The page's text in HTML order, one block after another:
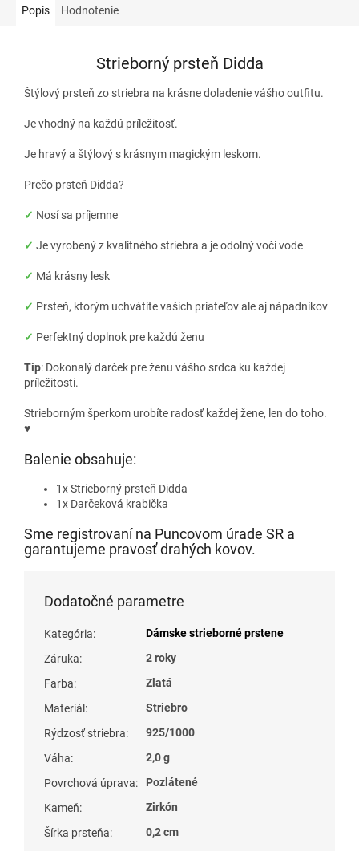
Popis Hodnotenie
Strieborný prsteň Didda
Štýlový prsteň zo striebra na krásne doladenie vášho outfitu.
Je vhodný na každú príležitosť.
Je hravý a štýlový s krásnym magickým leskom.
Prečo prsteň Didda?
✓ Nosí sa príjemne
✓ Je vyrobený z kvalitného striebra a je odolný voči vode
✓ Má krásny lesk
✓ Prsteň, ktorým uchvátite vašich priateľov ale aj nápadníkov
✓ Perfektný doplnok pre každú ženu
Tip: Dokonalý darček pre ženu vášho srdca ku každej
príležitosti.
Strieborným šperkom urobíte radosť každej žene, len do toho.
♥
Balenie obsahuje:
1x Strieborný prsteň Didda
1x Darčeková krabička
Sme registrovaní na Puncovom úrade SR a
garantujeme pravosť drahých kovov.
Dodatočné parametre
Kategória:
Dámske strieborné prstene
Záruka:
2 roky
Farba:
Zlatá
Materiál :
Striebro
Rýdzosť striebra:
925/1000
Váha:
2,0 g
Povrchová úprava:
Pozlátené
Kameň:
Zirkón
Šírka prsteňa: 0,2 cm